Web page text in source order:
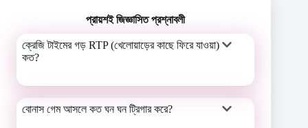
প্রায়শই জিজ্ঞাসিত প্রশ্নাবলী
ক্রেজি টাইমের গড় RTP (খেলোয়াড়ের কাছে ফিরে যাওয়া)
কত?
বোনাস গেম আসলে কত ঘন ঘন ট্রিগার করে?